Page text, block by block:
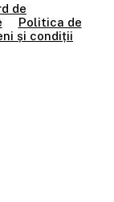
de
Politica de
și condiții